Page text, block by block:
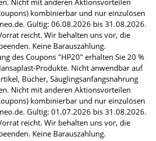
Nicht mit anderen Aktionsvorteilen
kombinierbar und nur einzulösen
Gültig: 06.08.2026 bis 31.08.2026.
reicht. Wir behalten uns vor, die
Keine Barauszahlung.
des Coupons "HP20" erhalten Sie 20 %
Produkte. Nicht anwendbar auf
Bücher, Säuglingsanfangsnahrung
Nicht mit anderen Aktionsvorteilen
kombinierbar und nur einzulösen
Gültig: 01.07.2026 bis 31.08.2026.
reicht. Wir behalten uns vor, die
Keine Barauszahlung.